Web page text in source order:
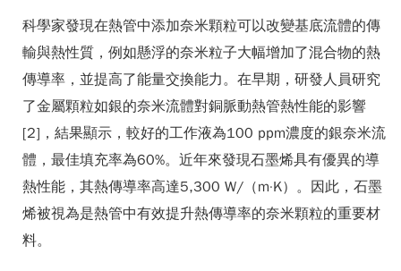
科學家發現在熱管中添加奈米顆粒可以改變基底流體的傳
輸與熱性質，例如懸浮的奈米粒子大幅增加了混合物的熱
傳導率，並提高了能量交換能力。在早期，研發人員研究
了金屬顆粒如銀的奈米流體對銅脈動熱管熱性能的影響
[2]，結果顯示，較好的工作液為100 ppm濃度的銀奈米流
體，最佳填充率為60%。近年來發現石墨烯具有優異的導
熱性能，其熱傳導率高達5,300 W/（m·K）。因此，石墨
烯被視為是熱管中有效提升熱傳導率的奈米顆粒的重要材
料。